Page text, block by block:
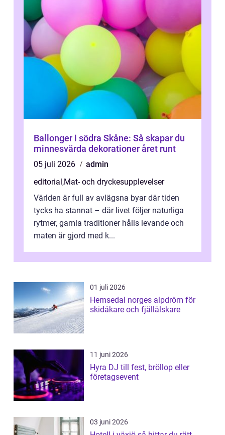
Ballonger i södra Skåne: Så skapar du
minnesvärda dekorationer året runt
05 juli 2026
admin
editorial ,Mat- och dryckesupplevelser
Världen är full av avlägsna byar där tiden
tycks ha stannat – där livet följer naturliga
rytmer, gamla traditioner hålls levande och
maten är gjord med k...
01 juli 2026
Hemsedal norges alpdröm för
skidåkare och fjällälskare
11 juni 2026
Hyra DJ till fest, bröllop eller
företagsevent
03 juni 2026